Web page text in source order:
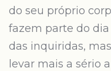
do seu próprio
fazem parte do
das inquiridas,
levar mais a sério